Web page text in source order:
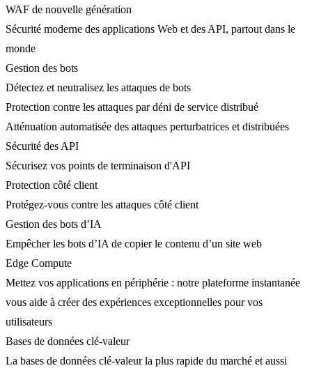
WAF de nouvelle génération
Sécurité moderne des applications Web et des API, partout dans le
monde
Gestion des bots
Détectez et neutralisez les attaques de bots
Protection contre les attaques par déni de service distribué
Atténuation automatisée des attaques perturbatrices et distribuées
Sécurité des API
Sécurisez vos points de terminaison d'API
Protection côté client
Protégez-vous contre les attaques côté client
Gestion des bots d’IA
Empêcher les bots d’IA de copier le contenu d’un site web
Edge Compute
Mettez vos applications en périphérie : notre plateforme instantanée
vous aide à créer des expériences exceptionnelles pour vos
utilisateurs
Bases de données clé-valeur
La bases de données clé-valeur la plus rapide du marché et aussi